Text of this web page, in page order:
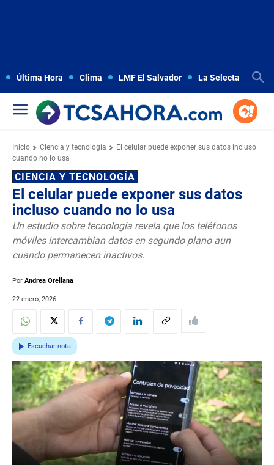
Última Hora Clima LMF El Salvador La Selecta
Inicio Ciencia y tecnología
El celular puede exponer sus datos incluso
cuando no lo usa
CIENCIA Y TECNOLOGÍA
El celular puede exponer sus datos
incluso cuando no lo usa
Un estudio sobre tecnología revela que los teléfonos
móviles intercambian datos en segundo plano aun
cuando permanecen inactivos.
Por Andrea Orellana
22 enero, 2026
Escuchar nota